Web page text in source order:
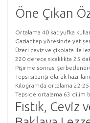
Öne Çıkan
Ortalama 40 kat yufka
Gaziantep yöresinde
Üzeri ceviz ve çikolata ile
220 derece sıcaklıkta 25
Pişirme sonrası
Tepsi siparişi olarak
Kilogramda ortalama 22-
Tepside ortalama 63 dilim
Fıstık,